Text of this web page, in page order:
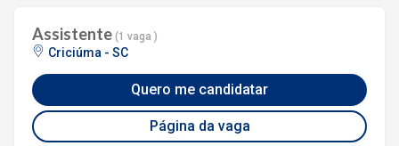
Assistente (1 vaga )
Criciúma - SC
Página da vaga
Quero me candidatar